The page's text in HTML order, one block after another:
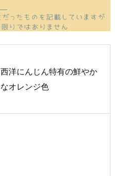
西洋にんじん特有の鮮やか
なオレンジ色